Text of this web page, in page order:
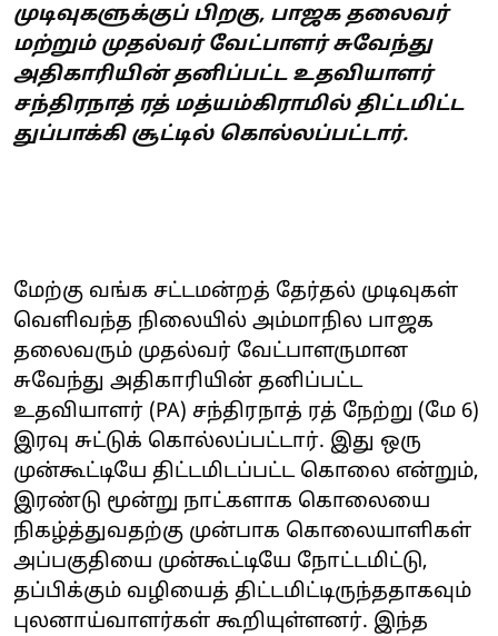
முடிவுகளுக்குப் பிறகு, பாஜக தலைவர்
மற்றும் முதல்வர் வேட்பாளர் சுவேந்து
அதிகாரியின் தனிப்பட்ட உதவியாளர்
சந்திரநாத் ரத் மத்யம்கிராமில் திட்டமிட்ட
துப்பாக்கி சூட்டில் கொல்லப்பட்டார்.
மேற்கு வங்க சட்டமன்றத் தேர்தல் முடிவுகள்
வெளிவந்த நிலையில் அம்மாநில பாஜக
தலைவரும் முதல்வர் வேட்பாளருமான
சுவேந்து அதிகாரியின் தனிப்பட்ட
உதவியாளர் (PA) சந்திரநாத் ரத் நேற்று (மே 6)
இரவு சுட்டுக் கொல்லப்பட்டார். இது ஒரு
முன்கூட்டியே திட்டமிடப்பட்ட கொலை என்றும்,
இரண்டு மூன்று நாட்களாக கொலையை
நிகழ்த்துவதற்கு முன்பாக கொலையாளிகள்
அப்பகுதியை முன்கூட்டியே நோட்டமிட்டு,
தப்பிக்கும் வழியைத் திட்டமிட்டிருந்ததாகவும்
புலனாய்வாளர்கள் கூறியுள்ளனர். இந்த